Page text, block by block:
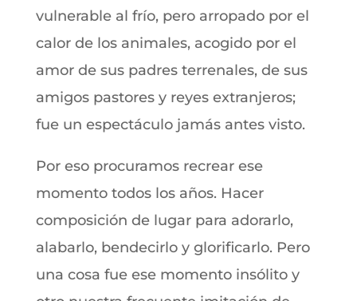
vulnerable al frío, pero arropado por el
calor de los animales, acogido por el
amor de sus padres terrenales, de sus
amigos pastores y reyes extranjeros;
fue un espectáculo jamás antes visto.
Por eso procuramos recrear ese
momento todos los años. Hacer
composición de lugar para adorarlo,
alabarlo, bendecirlo y glorificarlo. Pero
una cosa fue ese momento insólito y